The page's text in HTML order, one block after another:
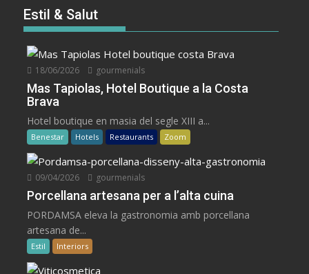
Estil & Salut
18/06/2026 gourmenials
Mas Tapiolas, Hotel Boutique a la Costa
Brava
Hotel boutique en masia del segle XIII a...
Benestar Hotels Restaurants Zoom
09/04/2026 gourmenials
Porcellana artesana per a l’alta cuina
PORDAMSA eleva la gastronomia amb porcellana
artesana de...
Estil Interiors